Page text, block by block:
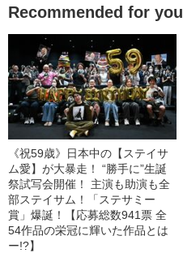
Recommended for you
《祝59歳》日本中の【ステイサ
ム愛】が大暴走！ “勝手に”生誕
祭試写会開催！ 主演も助演も全
部ステイサム！「ステサミー
賞」爆誕！【応募総数941票 全
54作品の栄冠に輝いた作品とは
ー!?】